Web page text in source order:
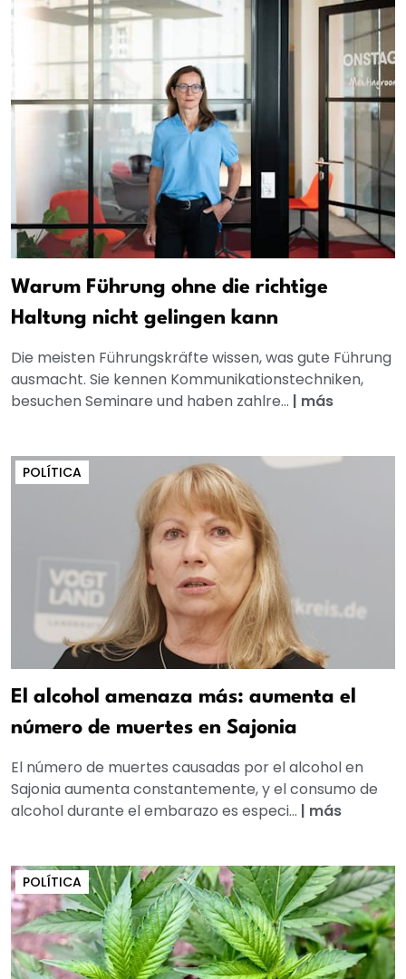
Warum Führung ohne die richtige
Haltung nicht gelingen kann
Die meisten Führungskräfte wissen, was gute Führung
ausmacht. Sie kennen Kommunikationstechniken,
besuchen Seminare und haben zahlre... | más
POLÍTICA
El alcohol amenaza más: aumenta el
número de muertes en Sajonia
El número de muertes causadas por el alcohol en
Sajonia aumenta constantemente, y el consumo de
alcohol durante el embarazo es especi... | más
POLÍTICA